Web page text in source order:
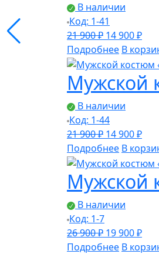
В наличии
Код: 1-41
21 900₽
цена
составляла
21
900 ₽.
14 900₽
14
Подробнее В
Мужской
В наличии
Код: 1-44
21 900₽
цена
составляла
21
900 ₽.
14 900₽
14
Подробнее В
Мужской
В наличии
Код: 1-7
26 900₽
цена
19 900₽
Подробнее В